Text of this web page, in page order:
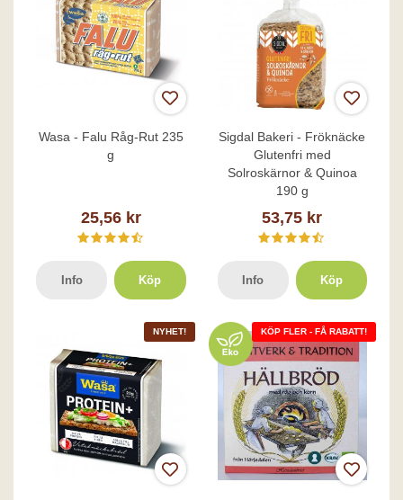
Wasa - Falu Råg-Rut 235
g
25,56 kr
Info Köp
Sigdal Bakeri - Fröknäcke
Glutenfri med
Solroskärnor & Quinoa
190 g
53,75 kr
Info Köp
NYHET! KÖP FLER - FÅ RABATT!